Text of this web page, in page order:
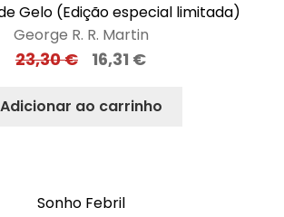
Gelo (Edição especial limitada)
George R. R. Martin
23,30€ 16,31 €
Adicionar ao carrinho
Sonho Febril